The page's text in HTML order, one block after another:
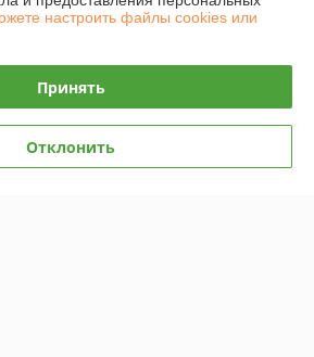
настроить файлы cookies или
Принять
Отклонить